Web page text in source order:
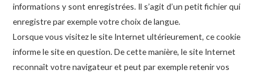
informations y sont enregistrées. Il s’agit d’un petit fichier qui
enregistre par exemple votre choix de langue.
Lorsque vous visitez le site Internet ultérieurement, ce cookie
informe le site en question. De cette manière, le site Internet
reconnaît votre navigateur et peut par exemple retenir vos